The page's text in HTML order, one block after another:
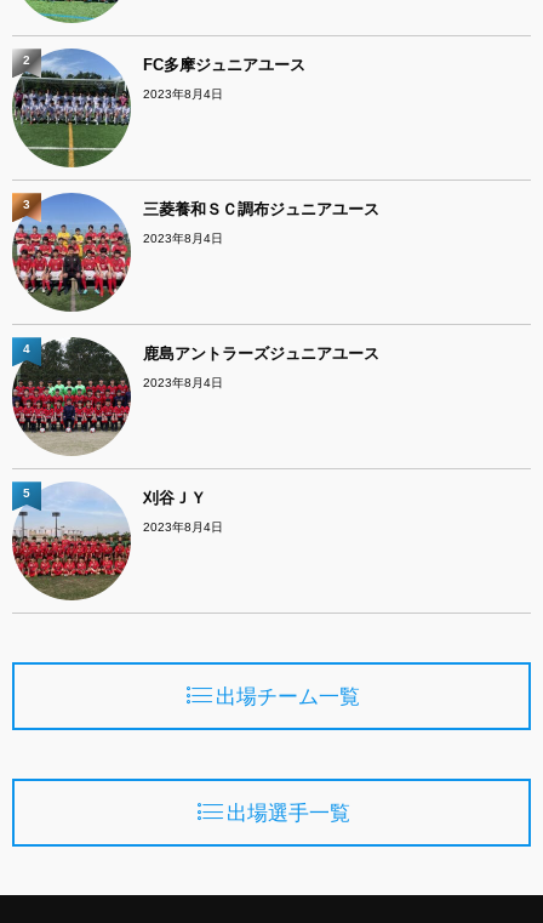
FC多摩ジュニアユース
2023年8月4日
2
三菱養和ＳＣ調布ジュニアユース
2023年8月4日
3
鹿島アントラーズジュニアユース
2023年8月4日
4
刈谷ＪＹ
2023年8月4日
5
出場チーム一覧
出場選手一覧